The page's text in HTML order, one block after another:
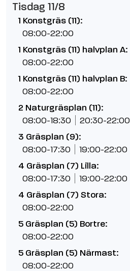
Tisdag 11/8
1 Konstgräs (11):
08:00-22:00
1 Konstgräs (11) halvplan A:
08:00-22:00
1 Konstgräs (11) halvplan B:
08:00-22:00
2 Naturgräsplan (11):
08:00-18:30 20:30-22:00
3 Gräsplan (9):
08:00-17:30 19:00-22:00
4 Gräsplan (7) Lilla:
08:00-17:30 19:00-22:00
4 Gräsplan (7) Stora:
08:00-22:00
5 Gräsplan (5) Bortre:
08:00-22:00
5 Gräsplan (5) Närmast:
08:00-22:00